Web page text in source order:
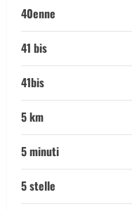
40enne
41 bis
41bis
5 km
5 minuti
5 stelle